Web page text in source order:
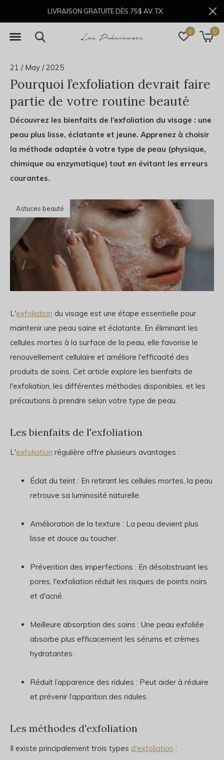
0 0
LIVRAISON GRATUITE DÈS 75$ AV. TX.
21 / May / 2025
Pourquoi l’exfoliation devrait faire
partie de votre routine beauté
Découvrez les bienfaits de l’exfoliation du visage : une
peau plus lisse, éclatante et jeune. Apprenez à choisir
la méthode adaptée à votre type de peau (physique,
chimique ou enzymatique) tout en évitant les erreurs
courantes.
Astuces beauté
L'exfoliation du visage est une étape essentielle pour
maintenir une peau saine et éclatante. En éliminant les
cellules mortes à la surface de la peau, elle favorise le
renouvellement cellulaire et améliore l'efficacité des
produits de soins. Cet article explore les bienfaits de
l'exfoliation, les différentes méthodes disponibles, et les
précautions à prendre selon votre type de peau.
Les bienfaits de l'exfoliation
L'exfoliation régulière offre plusieurs avantages :
Éclat du teint : En retirant les cellules mortes, la peau
retrouve sa luminosité naturelle.
Amélioration de la texture : La peau devient plus
lisse et douce au toucher.
Prévention des imperfections : En désobstruant les
pores, l'exfoliation réduit les risques de points noirs
et d'acné.
Meilleure absorption des soins : Une peau exfoliée
absorbe plus efficacement les sérums et crèmes
hydratantes.
Réduit l’apparence des ridules : Peut aider à réduire
et prévenir l’apparition des ridules.
Les méthodes d'exfoliation
Il existe principalement trois types d'exfoliation :